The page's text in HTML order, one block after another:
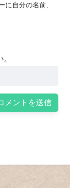
に自分の名前、